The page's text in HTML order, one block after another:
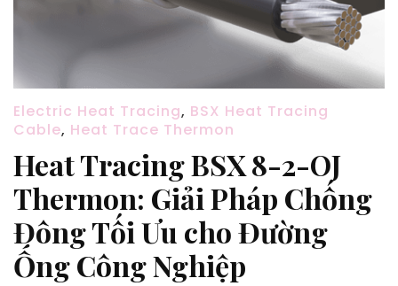
Electric Heat Tracing, BSX Heat Tracing
Cable, Heat Trace Thermon
Heat Tracing BSX 8-2-OJ
Thermon: Giải Pháp Chống
Đông Tối Ưu cho Đường
Ống Công Nghiệp